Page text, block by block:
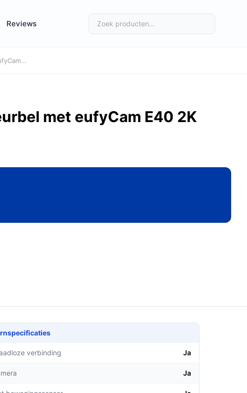
Reviews
met eufyCam E40 2K
verbinding Ja
Ja